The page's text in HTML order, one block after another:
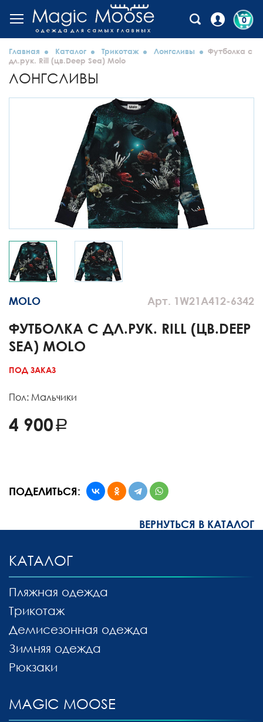
0
Главная Каталог Трикотаж Лонгсливы
Футболка с
дл.рук. Rill (цв.Deep Sea) Molo
ЛОНГСЛИВЫ
Арт. 1W21A412-6342
MOLO
ФУТБОЛКА С ДЛ.РУК. RILL (ЦВ.DEEP
SEA) MOLO
ПОД ЗАКАЗ
Пол: Мальчики
4 900
ПОДЕЛИТЬСЯ:
ВЕРНУТЬСЯ В КАТАЛОГ
MAGIC MOOSE
КАТАЛОГ
Пляжная одежда
Трикотаж
Демисезонная одежда
Зимняя одежда
Рюкзаки